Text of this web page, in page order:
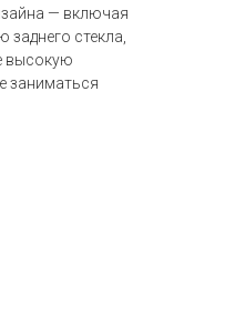
— включая
стекла,
высокую
заниматься